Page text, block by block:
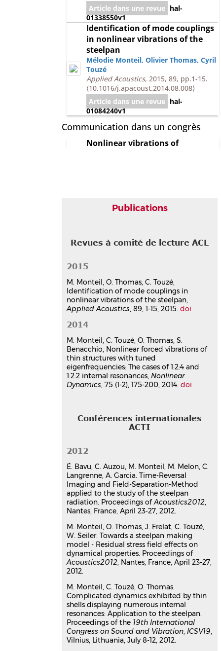
Article dans une revue hal-
01338550v1
Identification of mode couplings
in nonlinear vibrations of the
steelpan
Mélodie Monteil,Olivier Thomas,Cyril
Touzé
Applied Acoustics, 2015, 89, pp.1-15.
⟨10.1016/j.apacoust.2014.08.008⟩
Article dans une revue hal-
01084240v1
Communication dans un congrès
Nonlinear vibrations of
SMAC Stockholm Music Acoustics
Conference 2013, Jul 2013, Stockholm,
hal-01138173v1
vibrations d'une coque mince :
application au steelpan.
Mélodie Monteil, Olivier Thomas
Frelat,Cyril Touzé
11e Colloque national en Calcul de
France
Communication dans un congrès
hal-01138180v1
Complicated dynamics exhibited
by thin shells displaying
numerous internal resonances:
application to the steelpan
International Congress on Sound and
Vibration ICSV 19, Jul 2012, Vilnius,
hal-01154714v1
Time-Reversal Imaging and Field-
Separation-Method applied to
the study of the Steelpan
radiation
Eric Bavu ,Clément Auzou,
Monteil ,Manuel Melon,Christophe
Langrenne,Alexandre Garcia
Acoustics 2012, Apr 2012, Nantes,
France
Communication dans un congrès
Towards a steelpan making
model - Residual stress field
effects on dynamical properties
Mélodie Monteil,Olivier Thomas,Joël
Frelat, Cyril Touzé,Wilfrid Seiler
Acoustics 2012, Apr 2012, Nantes,
France
Publications
Revues à comité de lecture ACL
2015
M. Monteil, O. Thomas, C. Touzé,
Identification of mode couplings in
nonlinear vibrations of the steelpan,
Applied Acoustics, 89, 1-15, 2015.doi
2014
M. Monteil, C. Touzé, O. Thomas, S.
Benacchio, Nonlinear forced vibrations of
thin structures with tuned
eigenfrequencies: The cases of 1:2:4 and
1:2:2 internal resonances,Nonlinear
Dynamics, 75 (1-2), 175-200, 2014.doi
Conférences internationales
ACTI
2012
É. Bavu, C. Auzou, M. Monteil, M. Melon, C.
Langrenne, A. Garcia. Time-Reversal
Imaging and Field-Separation-Method
applied to the study of the steelpan
radiation. Proceedings ofAcoustics2012,
Nantes, France, April 23-27, 2012.
M. Monteil, O. Thomas, J. Frelat, C. Touzé,
W. Seiler. Towards a steelpan making
model - Residual stress field effects on
dynamical properties. Proceedings of
Acoustics2012, Nantes, France, April 23-27,
2012.
M. Monteil, C. Touzé, O. Thomas.
Complicated dynamics exhibited by thin
shells displaying numerous internal
resonances: Application to the steelpan.
Proceedings of the 19th International
Congress on Sound and Vibration,ICSV19,
Vilnius, Lithuania, July 8-12, 2012.